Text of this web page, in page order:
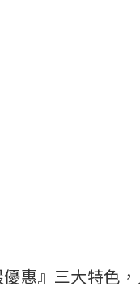
惠』三大特色